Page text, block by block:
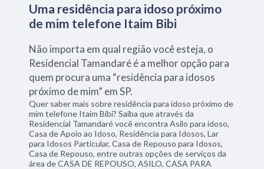
Uma residência para idoso próximo
de mim telefone Itaim Bibi
Não importa em qual região você esteja, o
Residencial Tamandaré é a melhor opção para
quem procura uma “residência para idosos
próximo de mim” em SP.
Quer saber mais sobre residência para idoso próximo de
mim telefone Itaim Bibi? Saiba que através da
Residencial Tamandaré você encontra Asilo para idoso,
Casa de Apoio ao Idoso, Residência para Idosos, Lar
para Idosos Particular, Casa de Repouso para Idosos,
Casa de Repouso, entre outras opções de serviços da
área de CASA DE REPOUSO, ASILO, CASA PARA